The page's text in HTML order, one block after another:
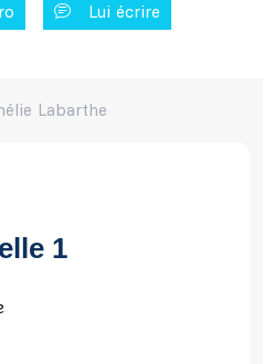
Lui écrire
Labarthe
1